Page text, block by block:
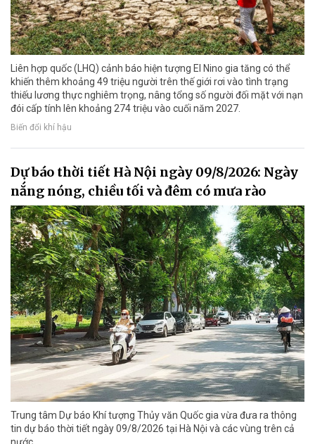
Liên hợp quốc (LHQ) cảnh báo hiện tượng El Nino gia tăng có thể
khiến thêm khoảng 49 triệu người trên thế giới rơi vào tình trạng
thiếu lương thực nghiêm trọng, nâng tổng số người đối mặt với nạn
đói cấp tính lên khoảng 274 triệu vào cuối năm 2027.
Biến đổi khí hậu
Dự báo thời tiết Hà Nội ngày 09/8/2026: Ngày
nắng nóng, chiều tối và đêm có mưa rào
Trung tâm Dự báo Khí tượng Thủy văn Quốc gia vừa đưa ra thông
tin dự báo thời tiết ngày 09/8/2026 tại Hà Nội và các vùng trên cả
nước.